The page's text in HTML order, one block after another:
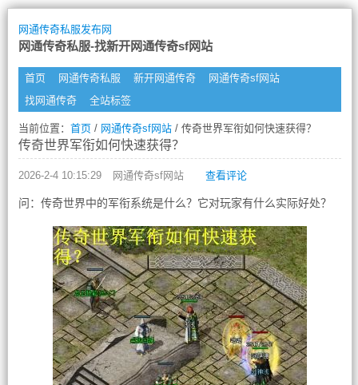
网通传奇私服发布网
网通传奇私服-找新开网通传奇sf网站
首页 网通传奇私服 新开网通传奇
网通传奇sf网站
找网通传奇
全站标签
当前位置： 首页/ 网通传奇sf网站/ 传奇世界军衔如何快速获得？
传奇世界军衔如何快速获得？
2026-2-4 10:15:29 网通传奇sf网站 查看评论
问：传奇世界中的军衔系统是什么？它对玩家有什么实际好处？